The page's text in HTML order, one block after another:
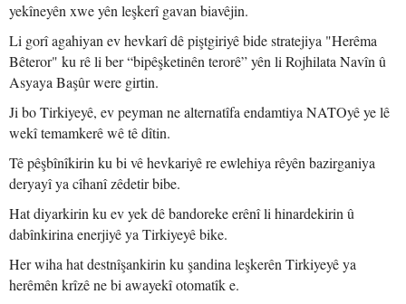
yekîneyên xwe yên leşkerî gavan biavêjin.
Li gorî agahiyan ev hevkarî dê piştgiriyê bide stratejiya "Herêma
Bêteror" ku rê li ber “bipêşketinên terorê” yên li Rojhilata Navîn û
Asyaya Başûr were girtin.
Ji bo Tirkiyeyê, ev peyman ne alternatîfa endamtiya NATOyê ye lê
wekî temamkerê wê tê dîtin.
Tê pêşbînîkirin ku bi vê hevkariyê re ewlehiya rêyên bazirganiya
deryayî ya cîhanî zêdetir bibe.
Hat diyarkirin ku ev yek dê bandoreke erênî li hinardekirin û
dabînkirina enerjiyê ya Tirkiyeyê bike.
Her wiha hat destnîşankirin ku şandina leşkerên Tirkiyeyê ya
herêmên krîzê ne bi awayekî otomatîk e.